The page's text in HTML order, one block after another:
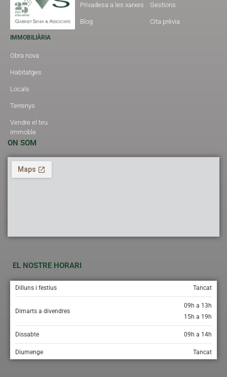
Privadesa a les xarxes
Blog
Gestions
Cita prèvia
IMMOBILIÀRIA
Obra nova
Habitatges
Locals
Terrenys
Vendre el teu
immoble
ON SOM
EL NOSTRE HORARI
Dilluns i festius Tancat
Dimarts a divendres
09h a 13h
15h a 19h
Dissabte 09h a 14h
Diumenge Tancat